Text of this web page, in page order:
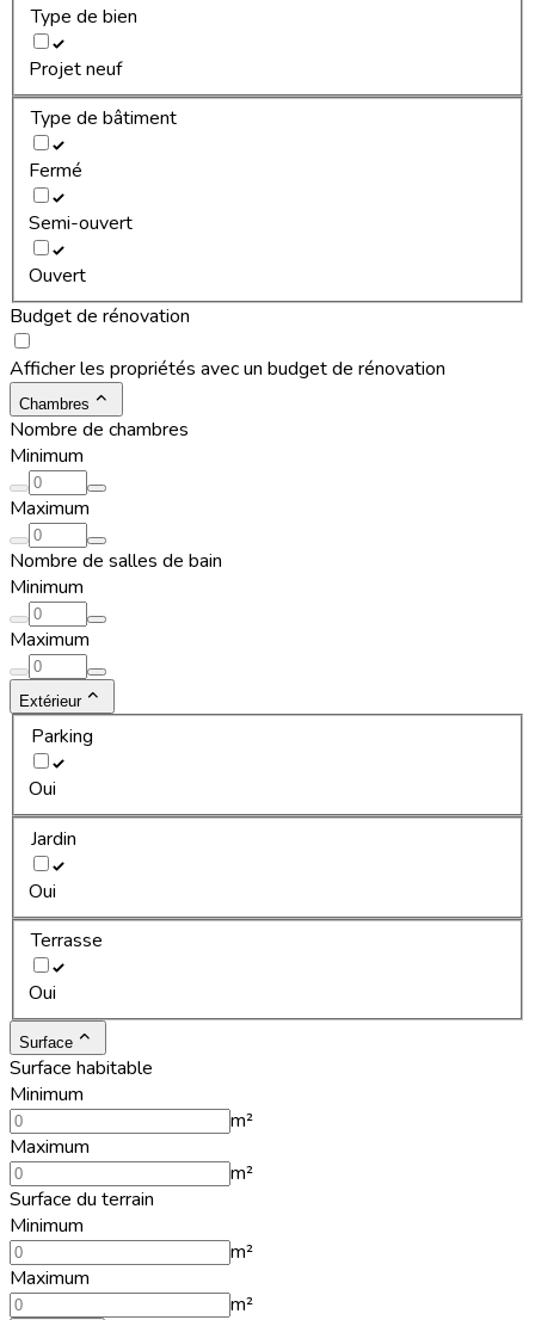
Type de bien
Projet neuf
Type de bâtiment
Fermé
Semi-ouvert
Ouvert
Budget de rénovation
Afficher les propriétés avec un budget de rénovation
Chambres
Nombre de chambres
Minimum
Maximum
Nombre de salles de bain
Minimum
Maximum
Extérieur
Parking
Oui
Jardin
Oui
Terrasse
Oui
Surface
Surface habitable
Minimum
m²
Maximum
m²
Surface du terrain
Minimum
m²
Maximum
m²